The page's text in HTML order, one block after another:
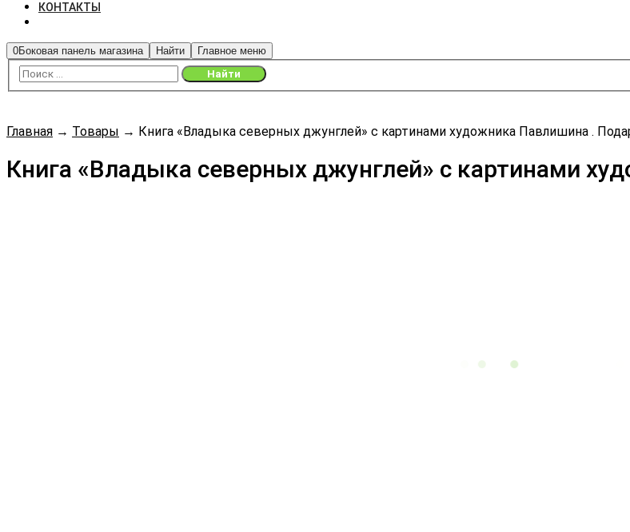
КОНТАКТЫ
0Боковая панель магазина Найти Главное меню
Главная → Товары → Книга «Владыка северных джунглей» с картинами художника Павлишина .
Книга «Владыка северных джунглей» с картинами